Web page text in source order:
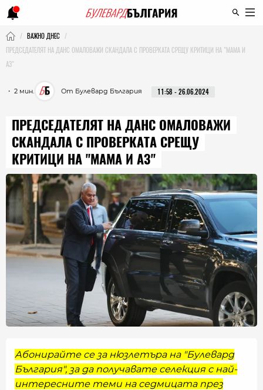
ВАЖНО ДНЕС
ПРЕДСЕДАТЕЛЯТ НА ДАНС ОМАЛОВАЖИ СКАНДАЛА С ПРОВЕРКАТА СРЕЩУ КРИТИЦИ НА "МАМА И
АЗ"
・ 2 мин. От Булевард България 11:58 - 26.06.2024
ПРЕДСЕДАТЕЛЯТ НА ДАНС ОМАЛОВАЖИ
СКАНДАЛА С ПРОВЕРКАТА СРЕЩУ
КРИТИЦИ НА "МАМА И АЗ"
Абонирайте се за нюзлетъра на "Булевард
България", за да получавате селекция с най-
интересните теми на седмицата през